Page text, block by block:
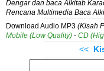
Dengar dan baca Alkitab
Rencana Multimedia Baca
Download Audio MP3 (Kisah
Mobile (Low Quality) - CD
<<